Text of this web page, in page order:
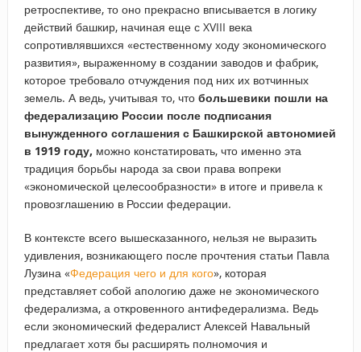
ретроспективе, то оно прекрасно вписывается в логику
действий башкир, начиная еще с XVIII века
сопротивлявшихся «естественному ходу экономического
развития», выраженному в создании заводов и фабрик,
которое требовало отчуждения под них их вотчинных
земель. А ведь, учитывая то, что большевики пошли на
федерализацию России после подписания
вынужденного соглашения с Башкирской автономией
в 1919 году, можно констатировать, что именно эта
традиция борьбы народа за свои права вопреки
«экономической целесообразности» в итоге и привела к
провозглашению в России федерации.
В контексте всего вышесказанного, нельзя не выразить
удивления, возникающего после прочтения статьи Павла
Лузина «Федерация чего и для кого», которая
представляет собой апологию даже не экономического
федерализма, а откровенного антифедерализма. Ведь
если экономический федералист Алексей Навальный
предлагает хотя бы расширять полномочия и